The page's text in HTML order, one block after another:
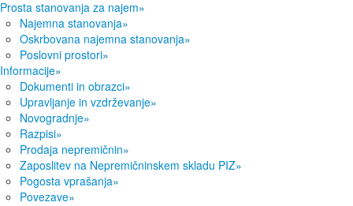
Prosta stanovanja za najem»
Najemna stanovanja»
Oskrbovana najemna stanovanja»
Poslovni prostori»
Informacije»
Dokumenti in obrazci»
Upravljanje in vzdrževanje»
Novogradnje»
Razpisi»
Prodaja nepremičnin»
Zaposlitev na Nepremičninskem skladu PIZ»
Pogosta vprašanja»
Povezave»